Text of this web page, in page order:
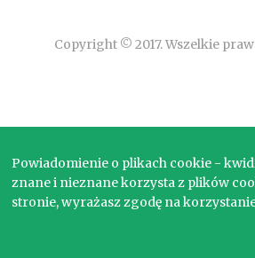
Copyright © 2017. Wszelkie
Powiadomienie o plikach cookie -
znane i nieznane korzysta z plików
stronie, wyrażasz zgodę na